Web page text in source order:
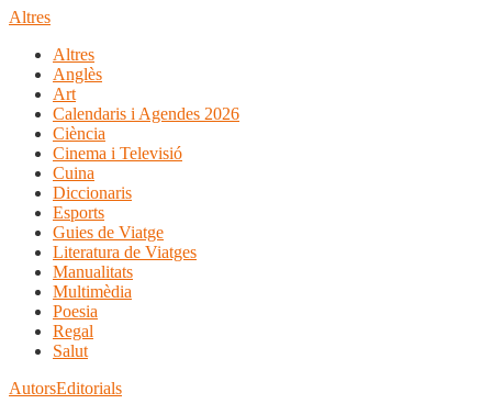
Altres
Altres
Anglès
Art
Calendaris i Agendes 2026
Ciència
Cinema i Televisió
Cuina
Diccionaris
Esports
Guies de Viatge
Literatura de Viatges
Manualitats
Multimèdia
Poesia
Regal
Salut
AutorsEditorials